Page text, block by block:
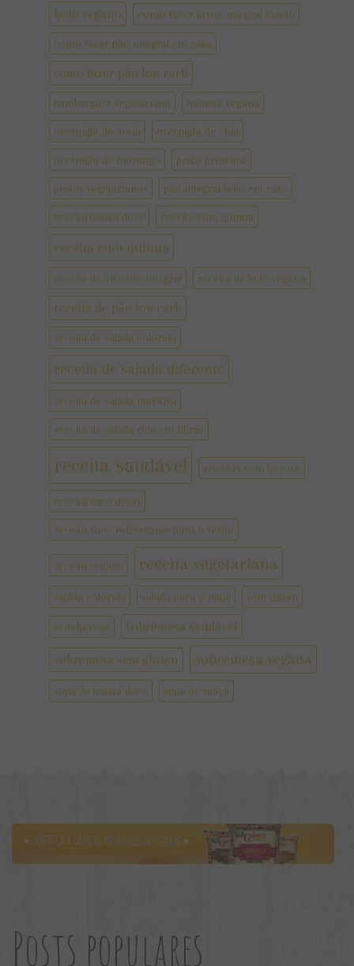
bolo vegano como fazer arroz integral cateto
como fazer pão integral em casa
como fazer pão low carb
hamburguer vegetariano mousse vegana
overnight de aveia overnight de chia
overnight de morango prato principal
pratos vegetarianos pão integral feito em casa
receita batata doce receita com quinoa
receita com quinua
receita de biscoito integral receita de bolo vegano
receita de pão low carb
receita de salada colorida
receita de salada diferente
receita de salada nutritiva
receita de salada rica em fibras
receita saudável receitas sem lactose
receita suco detox
receita suco refrescante para o verão
receita vegana receita vegetariana
salada colorida salada para o natal sem glúten
sem lactose sobremesa saudável
sobremesa sem gluten sobremesa vegana
sopa de batata doce sopa de maçã
Posts populares